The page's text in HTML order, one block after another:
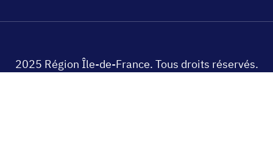
2025 Région Île-de-France. Tous droits réservés.